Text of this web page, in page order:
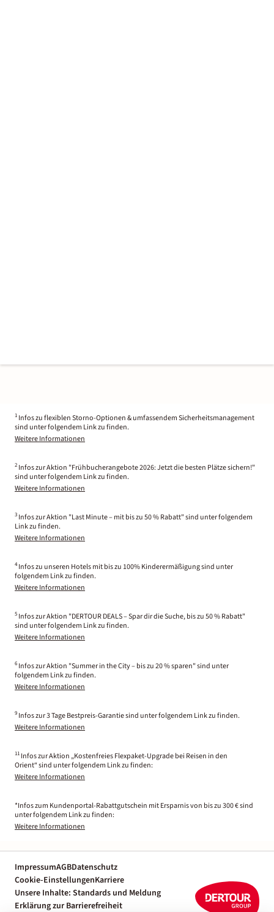
1 Infos zu flexiblen Storno-Optionen & umfassendem Sicherheitsmanagement
sind unter folgendem Link zu finden.
Weitere Informationen
2 Infos zur Aktion "Frühbucherangebote 2026: Jetzt die besten Plätze sichern!"
sind unter folgendem Link zu finden.
Weitere Informationen
3 Infos zur Aktion "Last Minute – mit bis zu 50 % Rabatt" sind unter folgendem
Link zu finden.
Weitere Informationen
4 Infos zu unseren Hotels mit bis zu 100% Kinderermäßigung sind unter
folgendem Link zu finden.
Weitere Informationen
5 Infos zur Aktion "DERTOUR DEALS – Spar dir die Suche, bis zu 50 % Rabatt"
sind unter folgendem Link zu finden.
Weitere Informationen
6 Infos zur Aktion "Summer in the City – bis zu 20 % sparen" sind unter
folgendem Link zu finden.
Weitere Informationen
9 Infos zur 3 Tage Bestpreis-Garantie sind unter folgendem Link zu finden.
Weitere Informationen
11 Infos zur Aktion „Kostenfreies Flexpaket-Upgrade bei Reisen in den
Orient“ sind unter folgendem Link zu finden:
Weitere Informationen
*Infos zum Kundenportal-Rabattgutschein mit Ersparnis von bis zu 300 € sind
unter folgendem Link zu finden:
Weitere Informationen
ImpressumAGBDatenschutz
Cookie-EinstellungenKarriere
Unsere Inhalte: Standards und Meldung
Erklärung zur Barrierefreiheit